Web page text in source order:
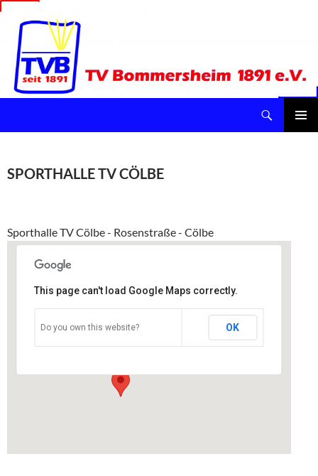
SPORTHALLE TV CÖLBE
Sporthalle TV Cölbe - Rosenstraße - Cölbe
Veranstaltungen
This page can't load Google Maps correctly.
Do you own this website? OK